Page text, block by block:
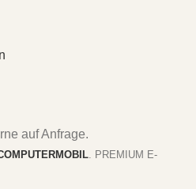
auf Anfrage.
. PREMIUM E-